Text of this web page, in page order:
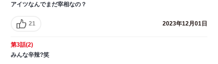
アイツなんでまだ宰相なの？
21 2023年12月01日
第3話(2)
みんな辛辣?笑